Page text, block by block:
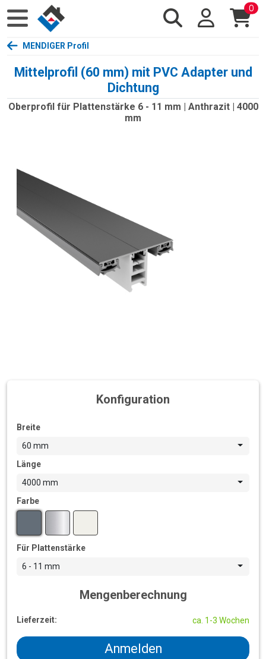
0
MENDIGER Profil
Mittelprofil (60 mm) mit PVC Adapter und
Dichtung
Oberprofil für Plattenstärke 6 - 11 mm | Anthrazit | 4000
mm
Konfiguration
Breite
60 mm
Länge
4000 mm
Farbe
Für Plattenstärke
6 - 11 mm
Mengenberechnung
Lieferzeit: ca. 1-3 Wochen
Anmelden